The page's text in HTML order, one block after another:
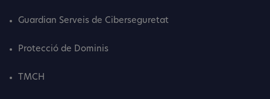
Guardian Serveis de Ciberseguretat
Protecció de Dominis
TMCH